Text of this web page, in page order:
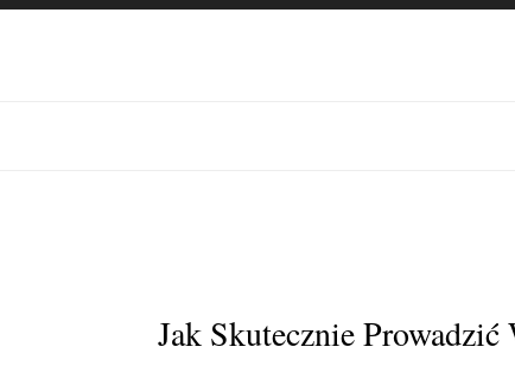
Jak Skutecznie